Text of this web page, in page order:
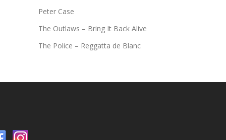
Peter Case
The Outlaws – Bring It Back Alive
The Police – Reggatta de Blanc